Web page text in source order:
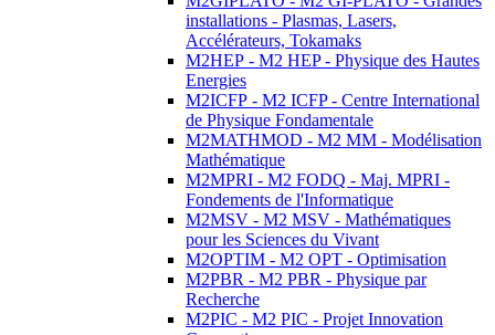
installations - Plasmas, Lasers,
Accélérateurs, Tokamaks
M2HEP - M2 HEP - Physique des Hautes
Energies
M2ICFP - M2 ICFP - Centre International
de Physique Fondamentale
M2MATHMOD - M2 MM - Modélisation
Mathématique
M2MPRI - M2 FODQ - Maj. MPRI -
Fondements de l'Informatique
M2MSV - M2 MSV - Mathématiques
pour les Sciences du Vivant
M2OPTIM - M2 OPT - Optimisation
M2PBR - M2 PBR - Physique par
Recherche
M2PIC - M2 PIC - Projet Innovation